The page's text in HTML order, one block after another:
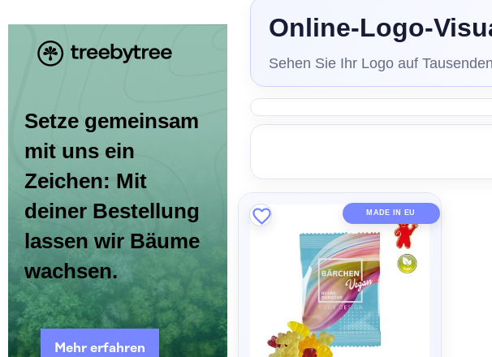
Online-Logo-
Sehen Sie Ihr Logo auf
MADE IN EU
Setze gemeinsam
mit uns ein
Zeichen: Mit
deiner Bestellung
lassen wir Bäume
wachsen.
Mehr erfahren